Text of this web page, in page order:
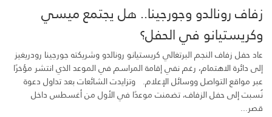
زفاف رونالدو وجورجينا.. هل يجتمع ميسي
وكريستيانو في الحفل؟
عاد حفل زفاف النجم البرتغالي كريستيانو رونالدو وشريكته جورجينا رودريغيز
إلى دائرة الاهتمام، رغم نفي إقامة المراسم في الموعد الذي انتشر مؤخرًا
عبر مواقع التواصل ووسائل الإعلام. وتزايدت الشائعات بعد تداول دعوة
نُسبت إلى حفل الزفاف، تضمنت موعدًا في الأول من أغسطس داخل
قصر...